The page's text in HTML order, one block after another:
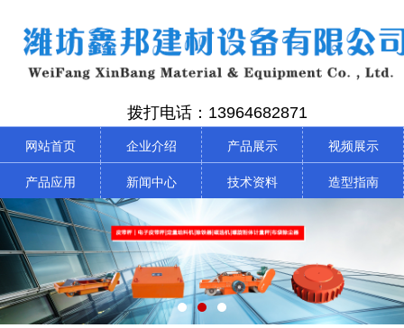
拨打电话：13964682871
网站首页
企业介绍 产品展示
视频展示
产品应用
新闻中心 技术资料 造型指南